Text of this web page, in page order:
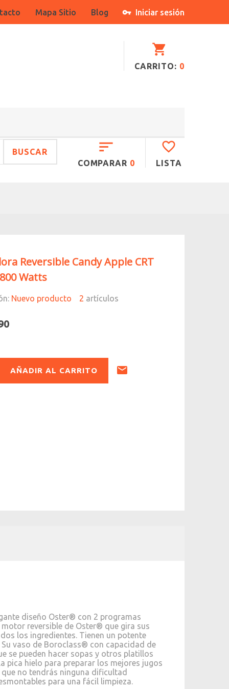
Iniciar sesión
Mapa Sitio Blog
CARRITO: 0
COMPARAR 0 LISTA
BUSCAR
Reversible Candy Apple CRT
Watts
Nuevo producto 2 artículos
AÑADIR AL CARRITO
diseño Oster® con 2 programas
reversible de Oster® que gira sus
los ingredientes. Tienen un potente
vaso de Boroclass® con capacidad de
se pueden hacer sopas y otros platillos
pica hielo para preparar los mejores jugos
no tendrás ninguna dificultad
para una fácil limpieza.